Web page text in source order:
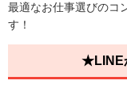
最適なお仕事選びのコ
す！
★LINE